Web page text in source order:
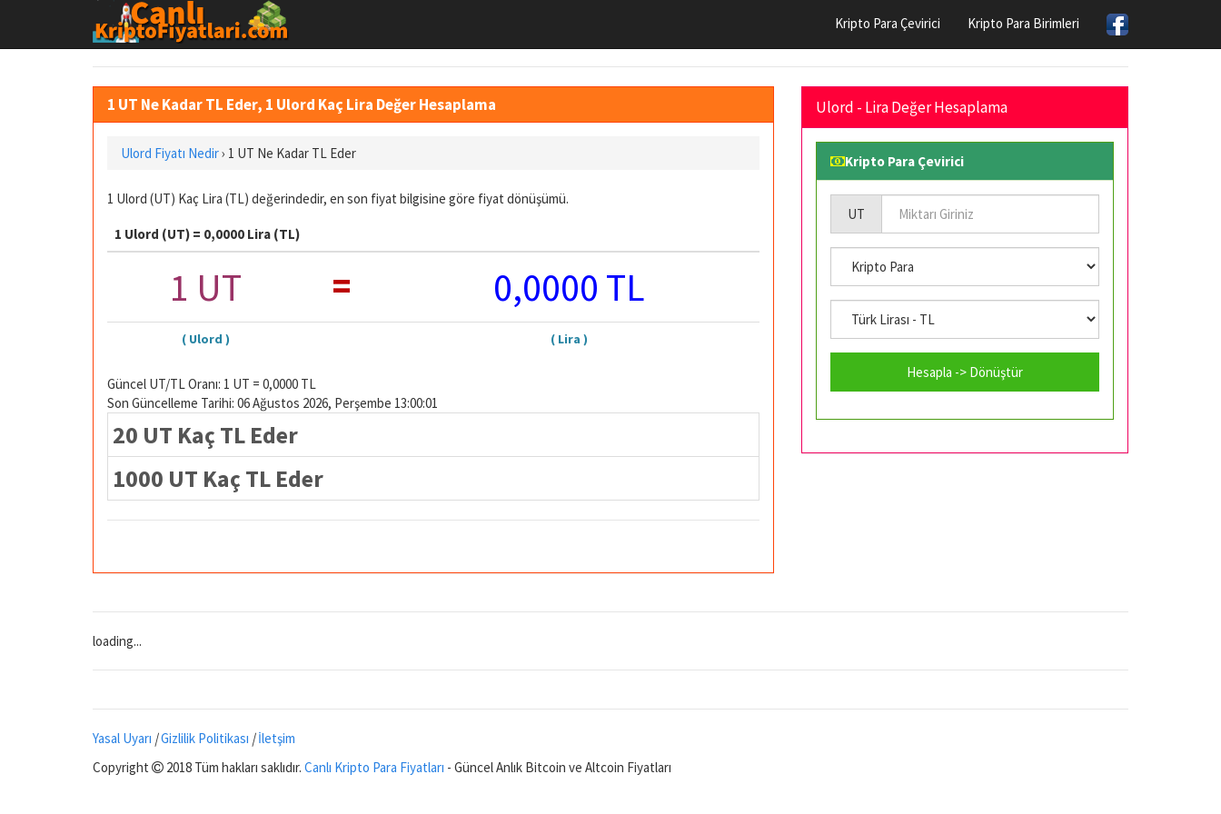
Kripto Para Çevirici Kripto Para Birimleri
1 UT Ne Kadar TL Eder, 1 Ulord Kaç Lira Değer Hesaplama
Ulord Fiyatı Nedir› 1 UT Ne Kadar TL Eder
1 Ulord (UT) Kaç Lira (TL) değerindedir, en son fiyat bilgisine göre fiyat dönüşümü.
1 Ulord (UT) = 0,0000 Lira (TL)
1 UT = 0,0000 TL
( Ulord ) ( Lira )
Güncel UT/TL Oranı: 1 UT = 0,0000 TL
Son Güncelleme Tarihi: 06 Ağustos 2026, Perşembe 13:00:01
20 UT Kaç TL Eder
1000 UT Kaç TL Eder
Ulord - Lira Değer Hesaplama
Kripto Para Çevirici
UT
Hesapla -> Dönüştür
loading...
Yasal Uyarı |Gizlilik Politikası |İletşim
Copyright
2018 Tüm hakları saklıdır. Canlı Kripto Para Fiyatları - Güncel Anlık Bitcoin ve Altcoin Fiyatları